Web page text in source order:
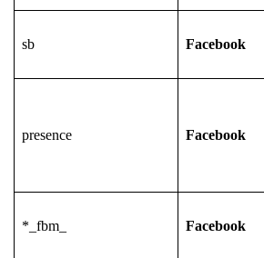
sb Facebook
presence Facebook
*_fbm_ Facebook